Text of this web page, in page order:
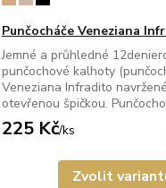
Punčocháče Veneziana
Jemné a průhledné
punčochové kalhoty
Veneziana Infradito
otevřenou špičkou.
225 Kč/ks
Zvolit